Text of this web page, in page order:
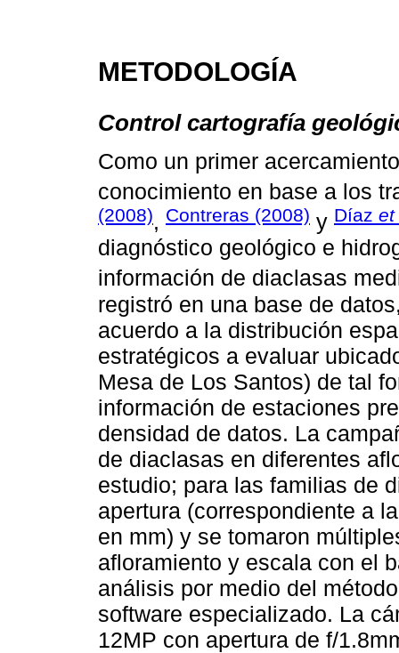
METODOLOGÍA
Control cartografía
Como un primer
conocimiento en base a los
(2008), Contreras (2008) y Díaz et
diagnóstico geológico e
información de diaclasas
registró en una base de
acuerdo a la distribución
estratégicos a evaluar
Mesa de Los Santos) de tal
información de estaciones
densidad de datos. La
de diaclasas en diferentes
estudio; para las familias de
apertura (correspondiente a
en mm) y se tomaron
afloramiento y escala con el
análisis por medio del
software especializado. La
12MP con apertura de f/